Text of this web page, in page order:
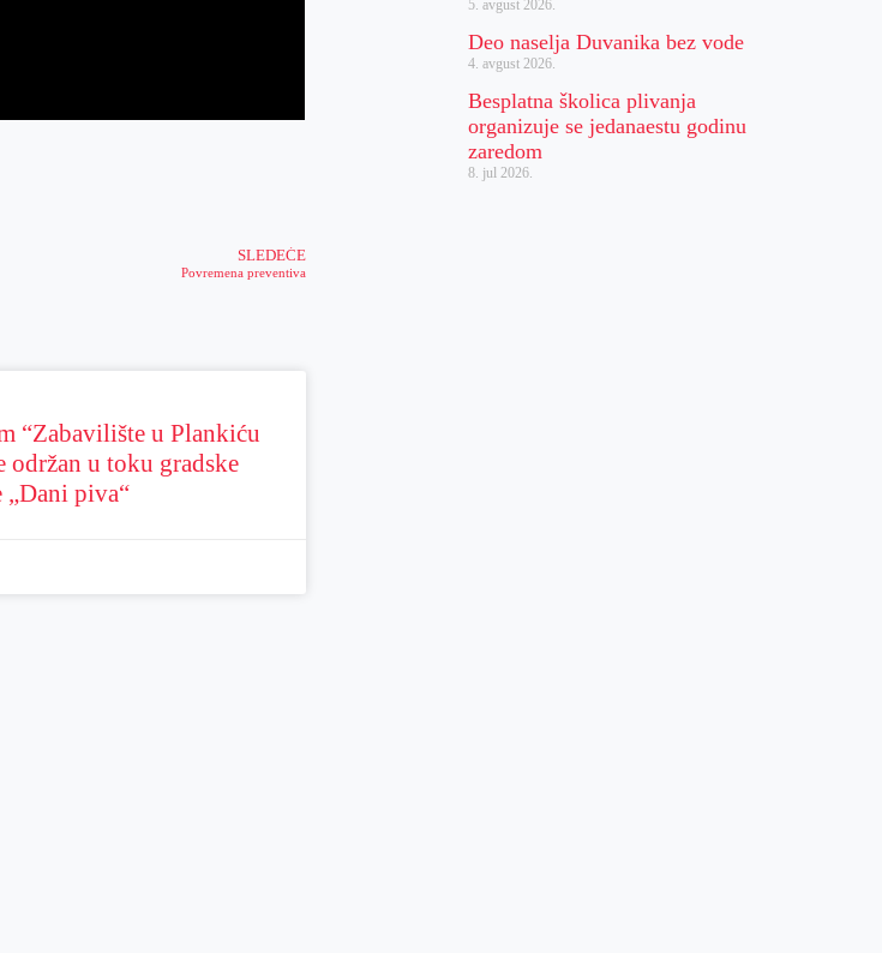
SLEDEĆE
Povremena preventiva
“Zabavilište u Plankiću
održan u toku gradske
„Dani piva“
5. avgust 2026.
Deo naselja Duvanika bez vode
4. avgust 2026.
Besplatna školica plivanja
organizuje se jedanaestu godinu
zaredom
8. jul 2026.